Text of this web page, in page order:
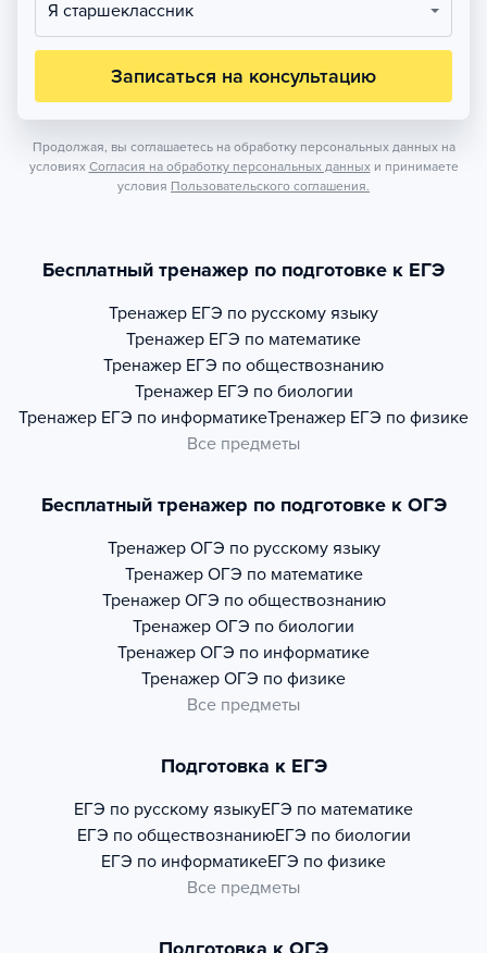
Я старшеклассник
Записаться на консультацию
Продолжая, вы соглашаетесь на обработку персональных данных на
условиях Согласия на обработку персональных данных и принимаете
условия Пользовательского соглашения.
Бесплатный тренажер по подготовке к ЕГЭ
Тренажер ЕГЭ по русскому языку
Тренажер ЕГЭ по математике
Тренажер ЕГЭ по обществознанию
Тренажер ЕГЭ по биологии
Тренажер ЕГЭ по информатикеТренажер ЕГЭ по физике
Все предметы
Бесплатный тренажер по подготовке к ОГЭ
Тренажер ОГЭ по русскому языку
Тренажер ОГЭ по математике
Тренажер ОГЭ по обществознанию
Тренажер ОГЭ по биологии
Тренажер ОГЭ по информатике
Тренажер ОГЭ по физике
Все предметы
Подготовка к ЕГЭ
ЕГЭ по русскому языкуЕГЭ по математике
ЕГЭ по обществознаниюЕГЭ по биологии
ЕГЭ по информатикеЕГЭ по физике
Все предметы